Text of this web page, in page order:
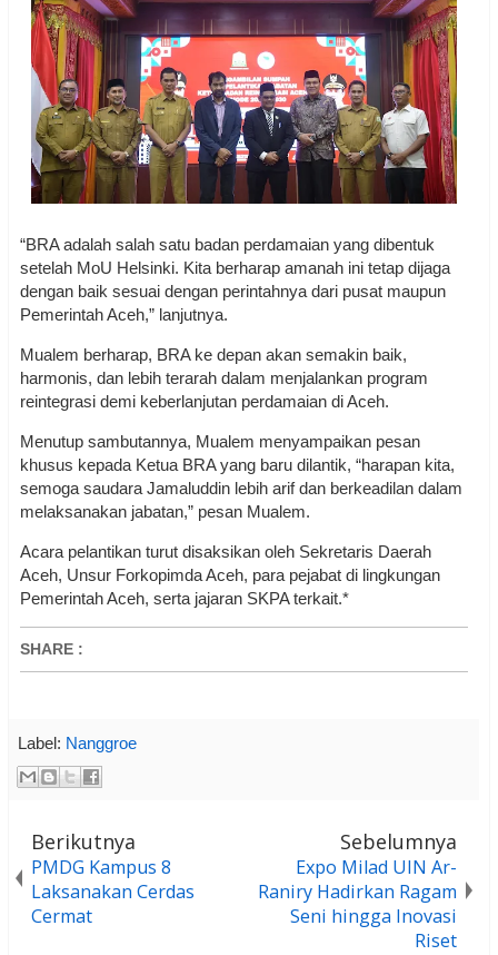
“BRA adalah salah satu badan perdamaian yang dibentuk
setelah MoU Helsinki. Kita berharap amanah ini tetap dijaga
dengan baik sesuai dengan perintahnya dari pusat maupun
Pemerintah Aceh,” lanjutnya.
Mualem berharap, BRA ke depan akan semakin baik,
harmonis, dan lebih terarah dalam menjalankan program
reintegrasi demi keberlanjutan perdamaian di Aceh.
Menutup sambutannya, Mualem menyampaikan pesan
khusus kepada Ketua BRA yang baru dilantik, “harapan kita,
semoga saudara Jamaluddin lebih arif dan berkeadilan dalam
melaksanakan jabatan,” pesan Mualem.
Acara pelantikan turut disaksikan oleh Sekretaris Daerah
Aceh, Unsur Forkopimda Aceh, para pejabat di lingkungan
Pemerintah Aceh, serta jajaran SKPA terkait.*
SHARE :
Label: Nanggroe
Berikutnya
PMDG Kampus 8
Laksanakan Cerdas
Cermat
Sebelumnya
Expo Milad UIN Ar-
Raniry Hadirkan Ragam
Seni hingga Inovasi
Riset